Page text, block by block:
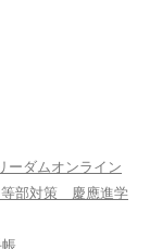
ダムオンライン
等部対策 慶應進学